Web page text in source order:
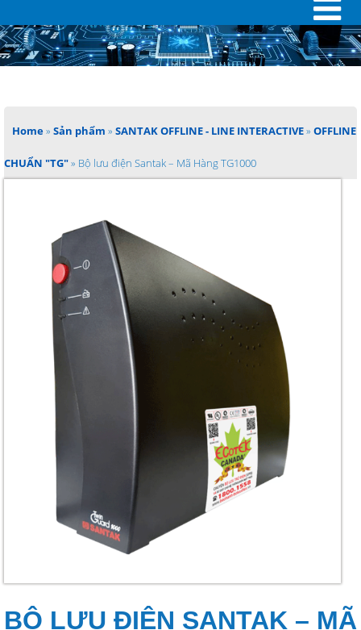
Home» Sản phẩm » SANTAK OFFLINE - LINE INTERACTIVE» OFFLINE
CHUẨN "TG"» Bộ lưu điện Santak – Mã Hàng TG1000
BỘ LƯU ĐIỆN SANTAK – MÃ